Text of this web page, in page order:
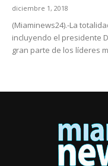
diciembre 1, 2018
(Miaminews24).-La
incluyendo el presidente
gran parte de los líderes